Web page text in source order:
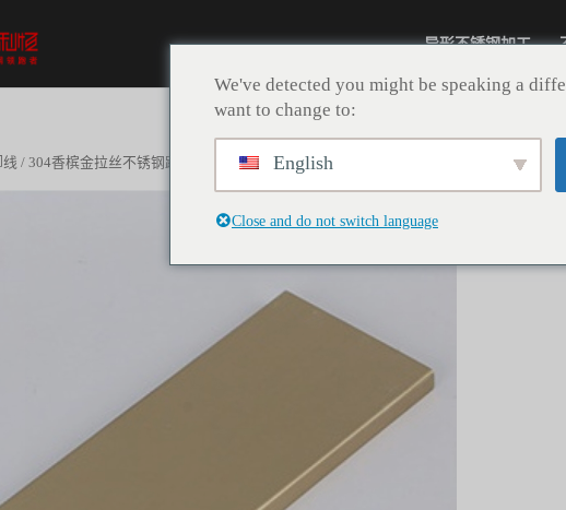
异形不锈钢加工
线 / 304香槟金拉丝不锈钢踢脚线
We've detected you might be speaking a
want to change to:
English
Close and do not switch language